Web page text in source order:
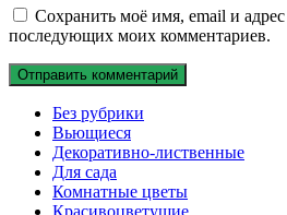
Сохранить моё имя, email и адрес
последующих моих комментариев.
Без рубрики
Вьющиеся
Декоративно-лиственные
Для сада
Комнатные цветы